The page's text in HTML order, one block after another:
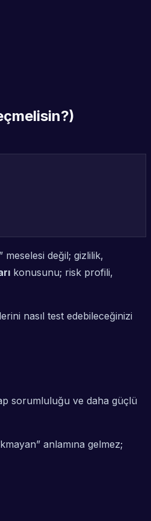
meselesi değil; gizlilik,
konusunu; risk profili,
nasıl test edebileceğinizi
sorumluluğu ve daha güçlü
anlamına gelmez;